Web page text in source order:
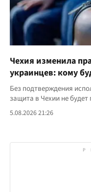
Чехия изменила
украинцев: кому
Без подтверждения
защита в Чехии не будет
5.08.2026 21:26